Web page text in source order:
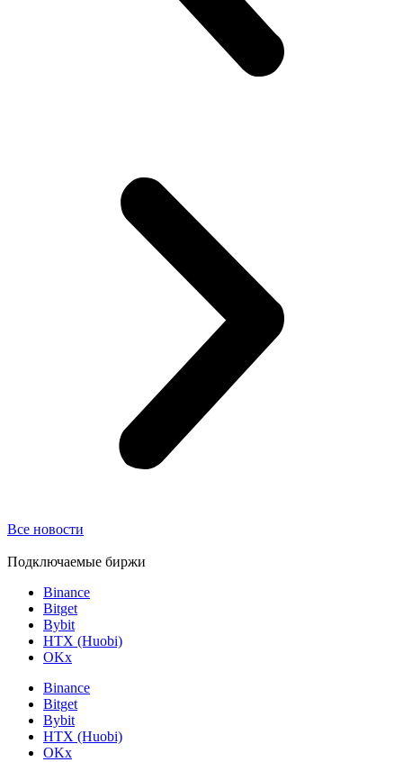
Все новости
Подключаемые биржи
Binance
Bitget
Bybit
HTX (Huobi)
OKx
Binance
Bitget
Bybit
HTX (Huobi)
OKx